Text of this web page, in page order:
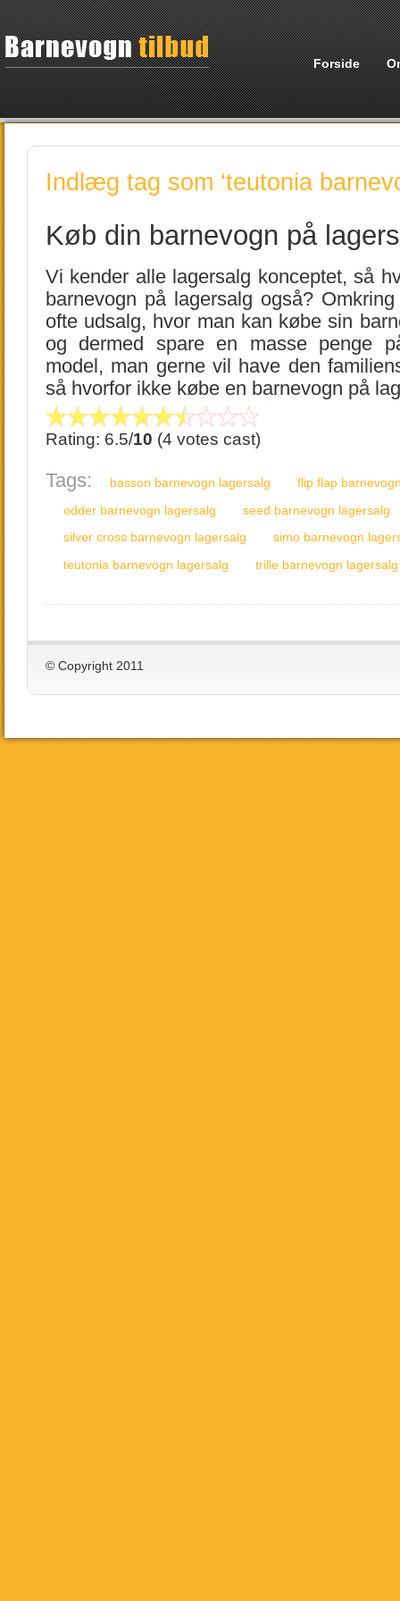
Forside
Indlæg tag som ‘teutonia
Køb din barnevogn på
Vi kender alle lagersalg konceptet, så
barnevogn på lagersalg også?
ofte udsalg, hvor man kan købe sin
og dermed spare en masse penge
model, man gerne vil have den
så hvorfor ikke købe en barnevogn på
Rating: 6.5/10 (4 votes cast)
Tags: basson barnevogn lagersalg
flip flap
odder barnevogn lagersalg
seed barnevogn lagersalg
silver cross barnevogn lagersalg
simo barnevogn
teutonia barnevogn lagersalg
trille barnevogn lagersalg
© Copyright 2011